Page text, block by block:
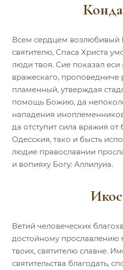
Всем сердцем возлюбивый
святителю, Спаса Христа
люди твоя. Сие показал
вражескаго, проповедниче
пламенный, утверждая
помощь Божию, да
нападения
да отступит сила вражия от
Одесския, тако и бысть
людие православнии
и вопияху Богу: Аллилуиа.
Ветий человеческих
достойному прославлению
твоих, святителю славне.
святительства благодать,